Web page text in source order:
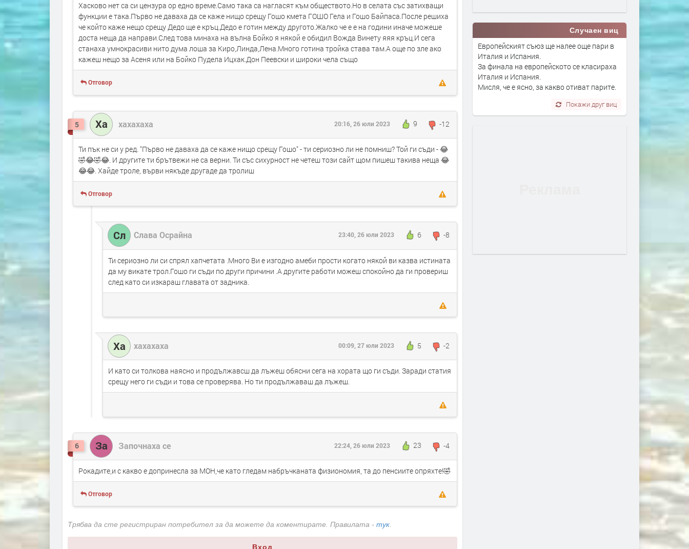
Хасково нет са си цензура ор едно време.Само така са нагласят към обществото.Но в селата със затихващи
функции е така.Първо не даваха да се каже нищо срещу Гошо кмета ГОШО Гела и Гошо Байпаса.После решиха
че който каже нещо срещу Дедо ще е кръц.Дедо е готин между другото.Жалко че е е на години иначе можеше
доста неща да направи.След това минаха на вълна Бойко я някой е обидил Вожда Винету яяя кръц.И сега
станаха умнокрасиви нито дума лоша за Киро,Линда,Лена.Много готина тройка става там.А още по зле ако
кажеш нещо за Асеня или на Бойко Пудела Ицхак.Дон Пеевски и широки чела също
Отговор
5 Ха хахахаха 9 -12
20:16, 26 юли 2023
Ти пък не си у ред. "Първо не даваха да се каже нищо срещу Гошо" - ти сериозно ли не помниш? Той ги съди - 😂
🤣😂🤣😂. И другите ти брътвежи не са верни. Ти със сихурност не четеш този сайт щом пишеш такива неща 😂
😂😂. Хайде троле, върви някъде другаде да тролиш
Отговор
Сл Слава Осрайна 6 -8
23:40, 26 юли 2023
Ти сериозно ли си спрял хапчетата .Много Ви е изгодно амеби прости когато някой ви казва истината
да му викате трол.Гошо ги съди по други причини .А другите работи можеш спокойно да ги провериш
след като си изкараш главата от задника.
Ха хахахаха 5 -2
00:09, 27 юли 2023
И като си толкова наясно и продължавсш да лъжеш обясни сега на хората що ги съди. Заради статия
срещу него ги съди и това се проверява. Но ти продължаваш да лъжеш.
6 За Започнаха се 23 -4
22:24, 26 юли 2023
Рокадите,и с какво е допринесла за МОН,че като гледам набръчканата физиономия, та до пенсиите опряхте!🤣
Отговор
Трябва да сте регистриран потребител за да можете да коментирате. Правилата - тук
Вход
Случаен виц
Европейският съюз ще налее още пари в
Италия и Испания.
За финала на европейското се класираха
Италия и Испания.
Мисля, че е ясно, за какво отиват парите.
Покажи друг виц